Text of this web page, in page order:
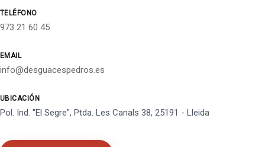
TELÉFONO
973 21 60 45
EMAIL
info@desguacespedros.es
UBICACIÓN
Pol. Ind. "El Segre", Ptda. Les Canals 38, 25191 - Lleida